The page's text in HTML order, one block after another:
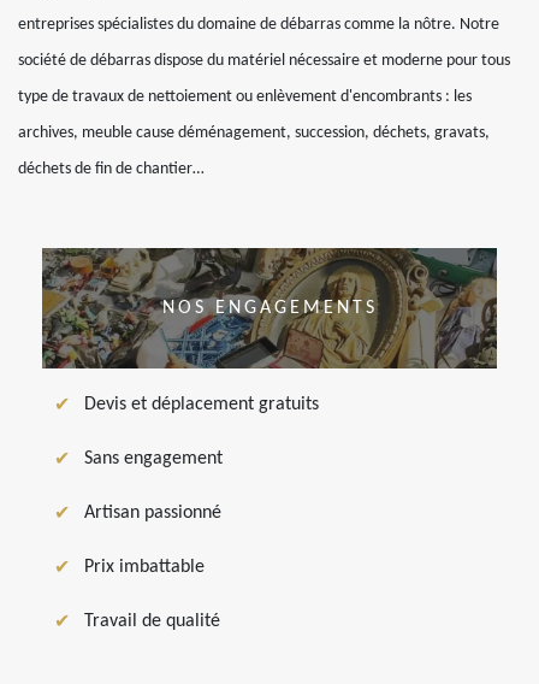
entreprises spécialistes du domaine de débarras comme la nôtre. Notre
société de débarras dispose du matériel nécessaire et moderne pour tous
type de travaux de nettoiement ou enlèvement d'encombrants : les
archives, meuble cause déménagement, succession, déchets, gravats,
déchets de fin de chantier…
NOS ENGAGEMENTS
Devis et déplacement gratuits
Sans engagement
Artisan passionné
Prix imbattable
Travail de qualité